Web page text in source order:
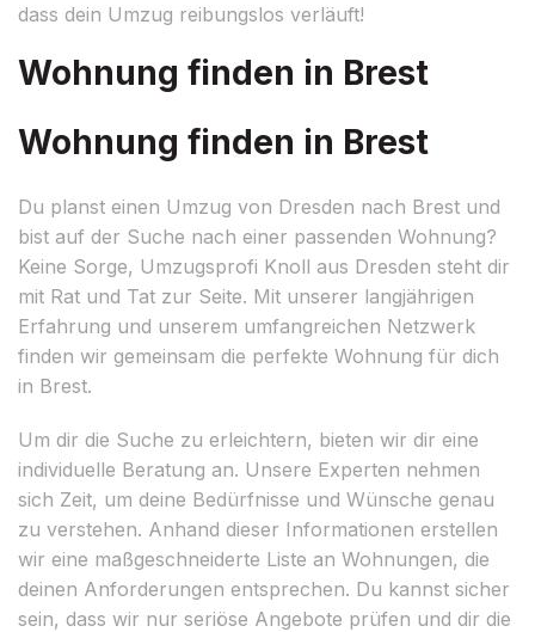
dass dein Umzug reibungslos verläuft!
Wohnung finden in Brest
Wohnung finden in Brest
Du planst einen Umzug von Dresden nach Brest und
bist auf der Suche nach einer passenden Wohnung?
Keine Sorge, Umzugsprofi Knoll aus Dresden steht dir
mit Rat und Tat zur Seite. Mit unserer langjährigen
Erfahrung und unserem umfangreichen Netzwerk
finden wir gemeinsam die perfekte Wohnung für dich
in Brest.
Um dir die Suche zu erleichtern, bieten wir dir eine
individuelle Beratung an. Unsere Experten nehmen
sich Zeit, um deine Bedürfnisse und Wünsche genau
zu verstehen. Anhand dieser Informationen erstellen
wir eine maßgeschneiderte Liste an Wohnungen, die
deinen Anforderungen entsprechen. Du kannst sicher
sein, dass wir nur seriöse Angebote prüfen und dir die